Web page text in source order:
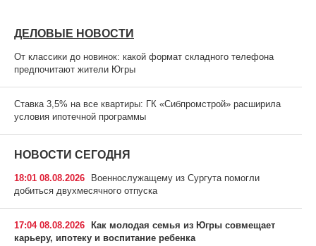
ДЕЛОВЫЕ НОВОСТИ
От классики до новинок: какой формат складного телефона
предпочитают жители Югры
Ставка 3,5% на все квартиры: ГК «Сибпромстрой» расширила
условия ипотечной программы
НОВОСТИ СЕГОДНЯ
18:01 08.08.2026
Военнослужащему из Сургута помогли
добиться двухмесячного отпуска
17:04 08.08.2026 Как молодая семья из Югры совмещает
карьеру, ипотеку и воспитание ребенка